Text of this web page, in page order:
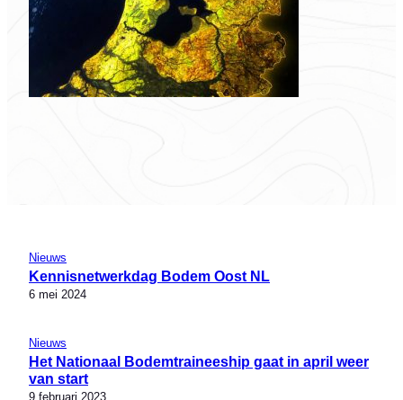
Nieuws
Kennisnetwerkdag Bodem Oost NL
6 mei 2024
Nieuws
Het Nationaal Bodemtraineeship gaat in april weer
van start
9 februari 2023